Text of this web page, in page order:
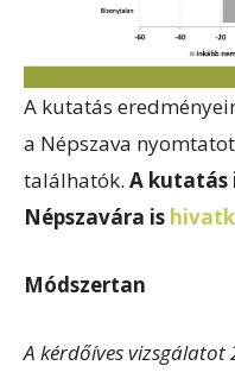
A kutatás
a Népszava
találhatók. A kutatás
Népszavára is
Módszertan
A kérdőíves vizsgálatot